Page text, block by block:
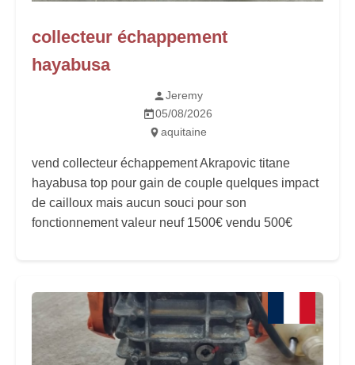
collecteur échappement
hayabusa
Jeremy
05/08/2026
aquitaine
vend collecteur échappement Akrapovic titane
hayabusa top pour gain de couple quelques impact
de cailloux mais aucun souci pour son
fonctionnement valeur neuf 1500€ vendu 500€